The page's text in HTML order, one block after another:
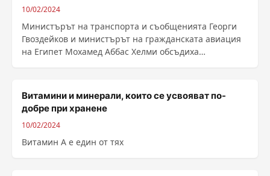
10/02/2024
Министърът на транспорта и съобщенията Георги
Гвоздейков и министърът на гражданската авиация
на Египет Мохамед Аббас Хелми обсъдиха
Витамини и минерали, които се усвояват по-
добре при хранене
10/02/2024
Витамин А е един от тях